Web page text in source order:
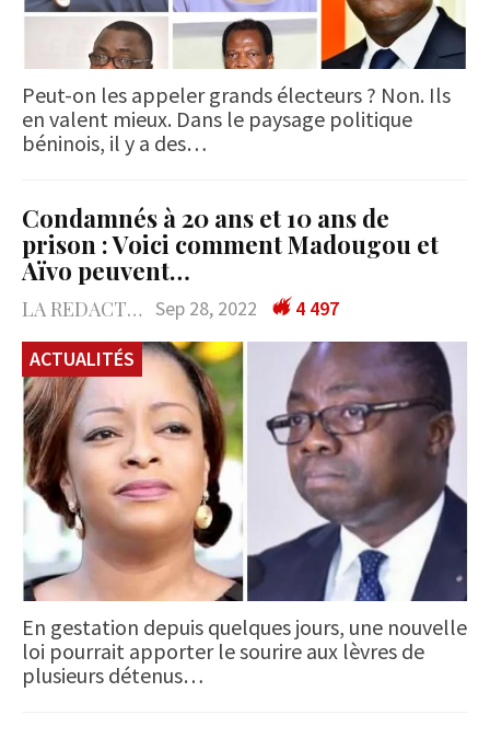
Peut-on les appeler grands électeurs ? Non. Ils
en valent mieux. Dans le paysage politique
béninois, il y a des…
Condamnés à 20 ans et 10 ans de
prison : Voici comment Madougou et
Aïvo peuvent…
LA REDACTION Sep 28, 2022
4 497
ACTUALITÉS
En gestation depuis quelques jours, une nouvelle
loi pourrait apporter le sourire aux lèvres de
plusieurs détenus…